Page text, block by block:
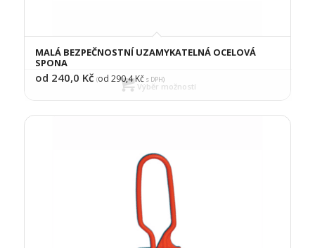
MALÁ BEZPEČNOSTNÍ UZAMYKATELNÁ OCELOVÁ
SPONA
od 240,0 Kč (od 290,4Kčs DPH)
Výběr možností